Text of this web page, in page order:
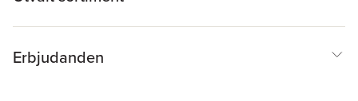
Erbjudanden